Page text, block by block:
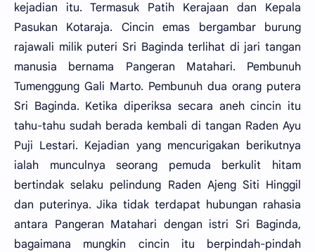
kejadian itu. Termasuk Patih Kerajaan dan Kepala
Pasukan Kotaraja. Cincin emas bergambar burung
rajawali milik puteri Sri Baginda terlihat di jari tangan
manusia bernama Pangeran Matahari. Pembunuh
Tumenggung Gali Marto. Pembunuh dua orang putera
Sri Baginda. Ketika diperiksa secara aneh cincin itu
tahu-tahu sudah berada kembali di tangan Raden Ayu
Puji Lestari. Kejadian yang mencurigakan berikutnya
ialah munculnya seorang pemuda berkulit hitam
bertindak selaku pelindung Raden Ajeng Siti Hinggil
dan puterinya. Jika tidak terdapat hubungan rahasia
antara Pangeran Matahari dengan istri Sri Baginda,
bagaimana mungkin cincin itu berpindah-pindah